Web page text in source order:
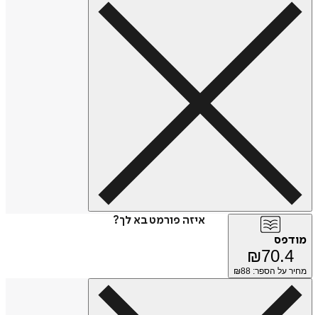
איזה פורמט בא לך?
מודפס
₪70.4
מחיר על הספר: ₪ 88